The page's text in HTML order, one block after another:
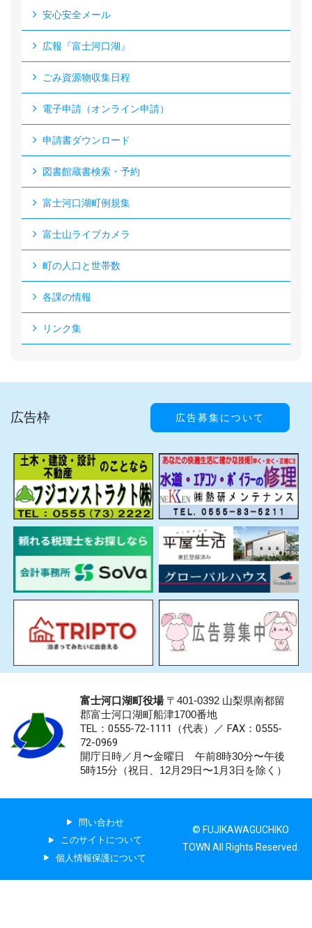
安心安全メール
広報『富士河口湖』
ごみ資源物収集日程
電子申請（オンライン申請）
申請書ダウンロード
図書館蔵書検索・予約
富士河口湖町例規集
富士山ライブカメラ
町の人口と世帯数
各課の情報
リンク集
広告枠 広告募集について
富士河口湖町役場〒401-0392 山梨県南都留
郡富士河口湖町船津1700番地
TEL：0555-72-1111 （代表）／ FAX：0555-
72-0969
開庁日時／月〜金曜日 午前8時30分〜午後
5時15分（祝日、12月29日〜1月3日を除く）
問い合わせ
このサイトについて
個人情報保護について
© FUJIKAWAGUCHIKO
TOWN All Rights Reserved.